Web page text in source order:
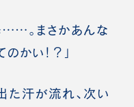
……。まさかあんな
かい！？」
た汗が流れ、次い